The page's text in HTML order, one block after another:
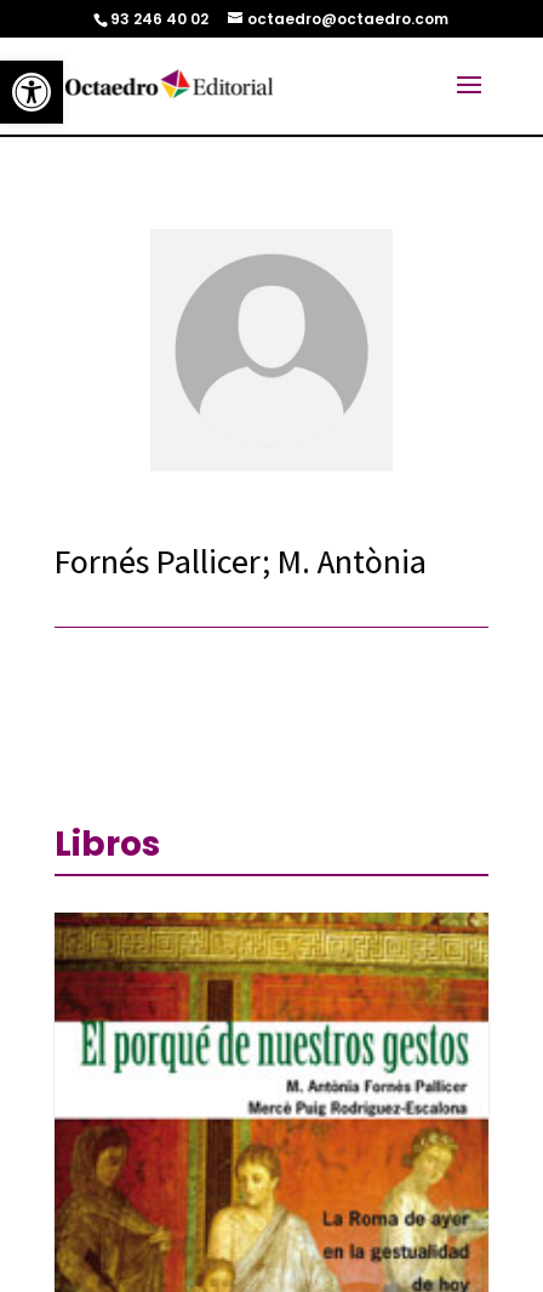
Abrir barra de herramientas
93 246 40 02 octaedro@octaedro.com
Fornés Pallicer; M. Antònia
Libros